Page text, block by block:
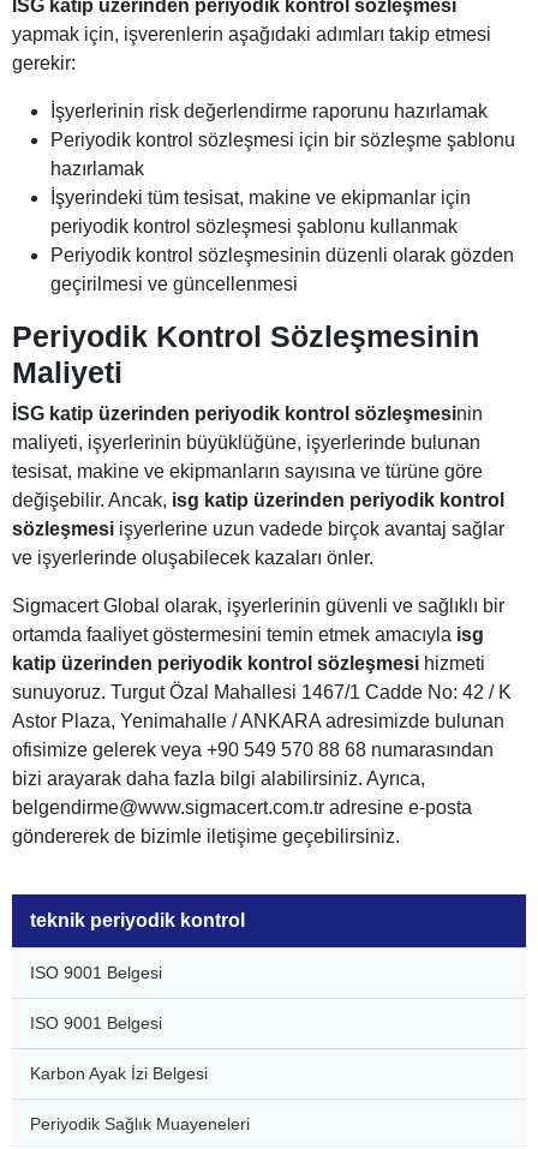
teknik periyodik kontrol
ISO 9001 Belgesi
ISO 9001 Belgesi
Karbon Ayak İzi Belgesi
Periyodik Sağlık Muayeneleri
İSG katip üzerinden periyodik kontrol sözleşmesi
yapmak için, işverenlerin aşağıdaki adımları takip etmesi
gerekir:
İşyerlerinin risk değerlendirme raporunu hazırlamak
Periyodik kontrol sözleşmesi için bir sözleşme şablonu
hazırlamak
İşyerindeki tüm tesisat, makine ve ekipmanlar için
periyodik kontrol sözleşmesi şablonu kullanmak
Periyodik kontrol sözleşmesinin düzenli olarak gözden
geçirilmesi ve güncellenmesi
Periyodik Kontrol Sözleşmesinin
Maliyeti
İSG katip üzerinden periyodik kontrol sözleşmesinin
maliyeti, işyerlerinin büyüklüğüne, işyerlerinde bulunan
tesisat, makine ve ekipmanların sayısına ve türüne göre
değişebilir. Ancak, isg katip üzerinden periyodik kontrol
sözleşmesi işyerlerine uzun vadede birçok avantaj sağlar
ve işyerlerinde oluşabilecek kazaları önler.
Sigmacert Global olarak, işyerlerinin güvenli ve sağlıklı bir
ortamda faaliyet göstermesini temin etmek amacıyla isg
katip üzerinden periyodik kontrol sözleşmesi hizmeti
sunuyoruz. Turgut Özal Mahallesi 1467/1 Cadde No: 42 / K
Astor Plaza, Yenimahalle / ANKARA adresimizde bulunan
ofisimize gelerek veya +90 549 570 88 68 numarasından
bizi arayarak daha fazla bilgi alabilirsiniz. Ayrıca,
belgendirme@www.sigmacert.com.tr adresine e-posta
göndererek de bizimle iletişime geçebilirsiniz.